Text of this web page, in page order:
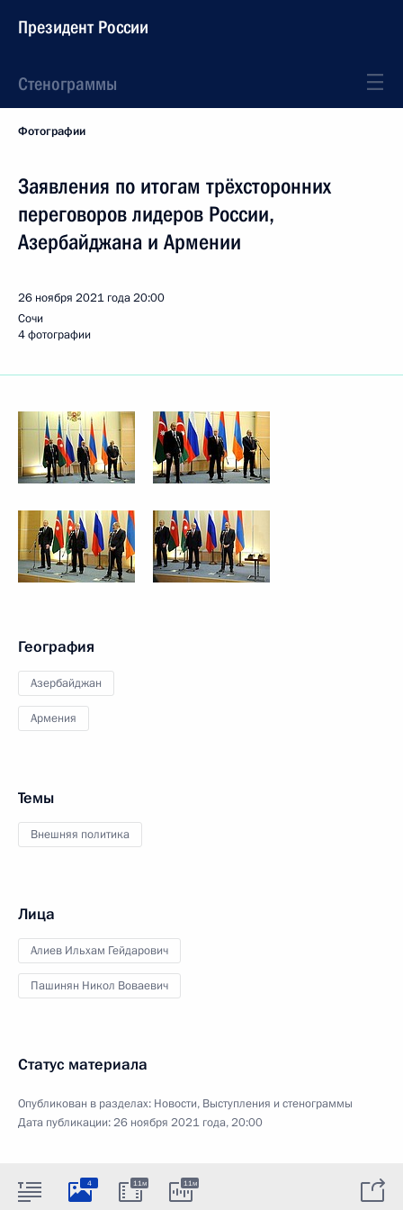
Президент России
Стенограммы
Фотографии
Заявления по итогам трёхсторонних
переговоров лидеров России,
Азербайджана и Армении
26 ноября 2021 года20:00
Сочи
4 фотографии
География
Азербайджан
Армения
Темы
Внешняя политика
Лица
Алиев Ильхам Гейдарович
Пашинян Никол Воваевич
Статус материала
Опубликован в разделах: Новости, Выступления и стенограммы
Дата публикации:26 ноября 2021 года, 20:00
4 11м 11м